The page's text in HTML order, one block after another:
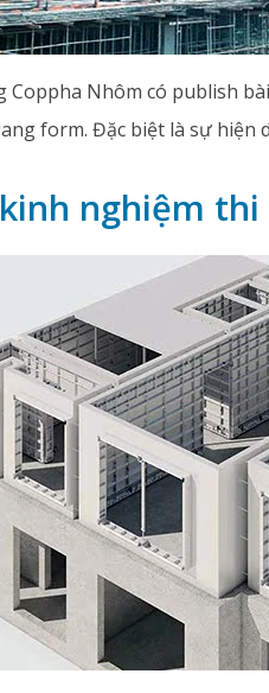
Coppha Nhôm có publish
form. Đặc biệt là sự hiện
nghiệm